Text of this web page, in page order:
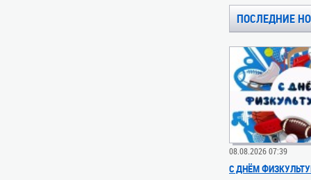
ПОСЛЕДНИЕ
08.08.2026 07:39
С ДНЁМ